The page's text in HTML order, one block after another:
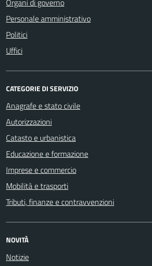
Personale amministrativo
Politici
Uffici
CATEGORIE DI SERVIZIO
Anagrafe e stato civile
Autorizzazioni
Catasto e urbanistica
Educazione e formazione
Imprese e commercio
Mobilità e trasporti
Tributi, finanze e contravvenzioni
NOVITÀ
Notizie